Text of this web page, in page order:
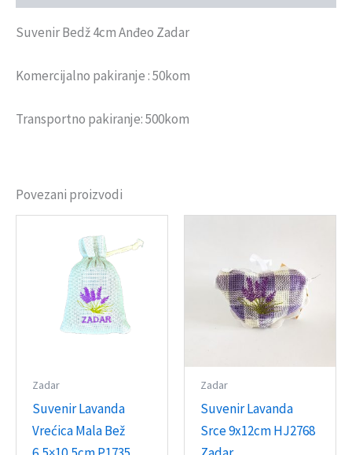
Suvenir Bedž 4cm Anđeo Zadar
Komercijalno pakiranje : 50kom
Transportno pakiranje: 500kom
Povezani proizvodi
Zadar
Suvenir Lavanda
Vrećica Mala Bež
Zadar
Suvenir Lavanda
Srce 9x12cm HJ2768